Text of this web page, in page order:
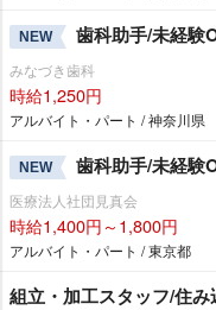
NEW 歯科助手/未経験
みなづき歯科
時給1,250円
アルバイト・パート / 神奈川県
NEW 歯科助手/未経験
医療法人社団見真会
時給1,400円～1,800円
アルバイト・パート / 東京都
組立・加工スタッフ/住